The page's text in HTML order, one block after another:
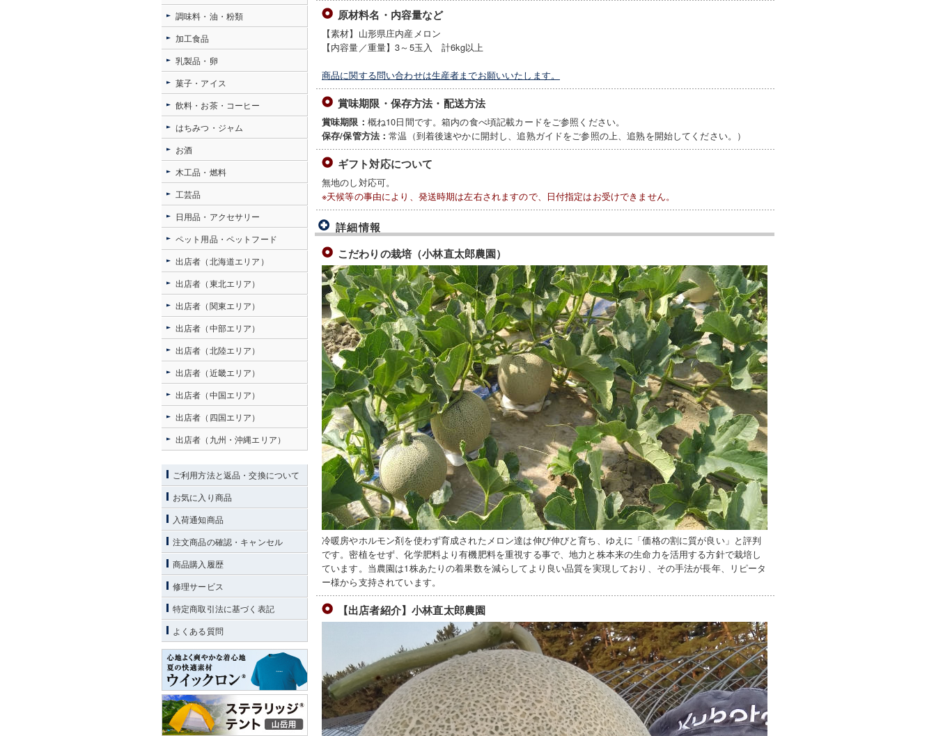
原材料名・内容量など
【素材】山形県庄内産メロン
【内容量／重量】3～5玉入 計6kg以上
商品に関する問い合わせは生産者までお願いいたします。
賞味期限・保存方法・配送方法
賞味期限： 概ね10日間です。箱内の食べ頃記載カードをご参照ください。
保存/保管方法：常温（到着後速やかに開封し、追熟ガイドをご参照の上、追熟を開始してください。）
ギフト対応について
無地のし対応可。
※天候等の事由により、発送時期は左右されますので、日付指定はお受けできません。
詳細情報
こだわりの栽培（小林直太郎農園）
冷暖房やホルモン剤を使わず育成されたメロン達は伸び伸びと育ち、ゆえに「価格の割に質が良い」と評判
です。密植をせず、化学肥料より有機肥料を重視する事で、地力と株本来の生命力を活用する方針で栽培し
ています。当農園は1株あたりの着果数を減らしてより良い品質を実現しており、その手法が長年、リピータ
ー様から支持されています。
【出店者紹介】小林直太郎農園
調味料・油・粉類
加工食品
乳製品・卵
菓子・アイス
飲料・お茶・コーヒー
はちみつ・ジャム
お酒
木工品・燃料
工芸品
日用品・アクセサリー
ペット用品・ペットフード
出店者（北海道エリア）
出店者（東北エリア）
出店者（関東エリア）
出店者（中部エリア）
出店者（北陸エリア）
出店者（近畿エリア）
出店者（中国エリア）
出店者（四国エリア）
出店者（九州・沖縄エリア）
ご利用方法と返品・交換について
お気に入り商品
入荷通知商品
注文商品の確認・キャンセル
商品購入履歴
修理サービス
特定商取引法に基づく表記
よくある質問